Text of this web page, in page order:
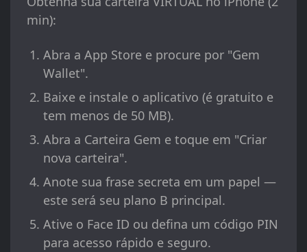
min):
Abra a App Store e procure por "Gem
Wallet".
Baixe e instale o aplicativo (é gratuito e
tem menos de 50 MB).
Abra a Carteira Gem e toque em "Criar
nova carteira".
Anote sua frase secreta em um papel —
este será seu plano B principal.
Ative o Face ID ou defina um código PIN
para acesso rápido e seguro.